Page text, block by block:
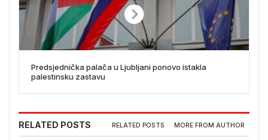
Predsjednička palača u Ljubljani ponovo istakla
palestinsku zastavu
RELATED POSTS RELATED POSTS MORE FROM AUTHOR